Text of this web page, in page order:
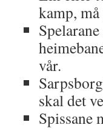
kamp, må
vår.
skal det
Spissane